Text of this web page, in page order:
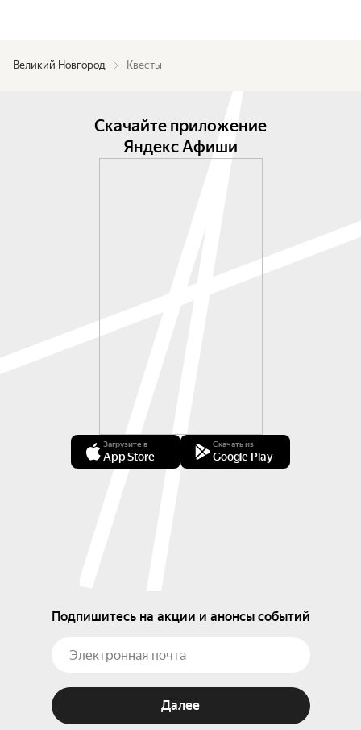
Великий Новгород Квесты
Скачайте приложение
Яндекс Афиши
Загрузите в
App Store
Скачать из
Google Play
Подпишитесь на акции и анонсы событий
Далее